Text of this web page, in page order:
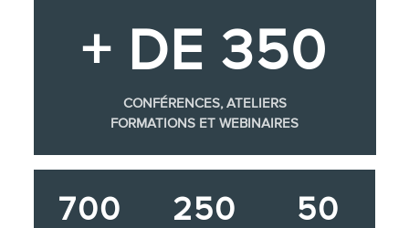
+ DE 350
CONFÉRENCES, ATELIERS
FORMATIONS ET WEBINAIRES
700 250 50